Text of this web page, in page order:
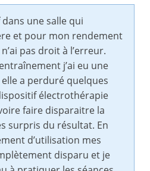
dans une salle qui
et pour mon rendement
pas droit à l’erreur.
j’ai eu une
a perduré quelques
électrothérapie
faire disparaitre la
surpris du résultat. En
d’utilisation mes
disparu et je